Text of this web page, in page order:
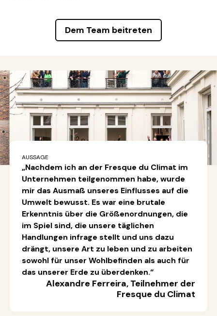
Dem Team beitreten
AUSSAGE
„Nachdem ich an der Fresque du Climat im
Unternehmen teilgenommen habe, wurde
mir das Ausmaß unseres Einflusses auf die
Umwelt bewusst. Es war eine brutale
Erkenntnis über die Größenordnungen, die
im Spiel sind, die unsere täglichen
Handlungen infrage stellt und uns dazu
drängt, unsere Art zu leben und zu arbeiten
sowohl für unser Wohlbefinden als auch für
das unserer Erde zu überdenken.“
Alexandre Ferreira, Teilnehmer der
Fresque du Climat